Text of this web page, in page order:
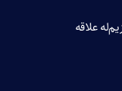
علاقه